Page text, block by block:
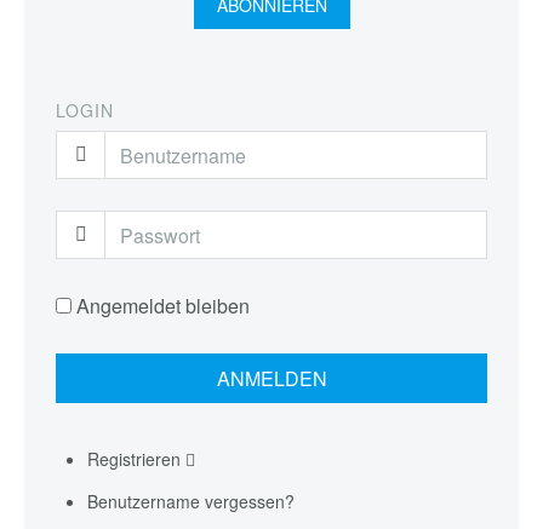
LOGIN
Angemeldet bleiben
Registrieren
Benutzername vergessen?